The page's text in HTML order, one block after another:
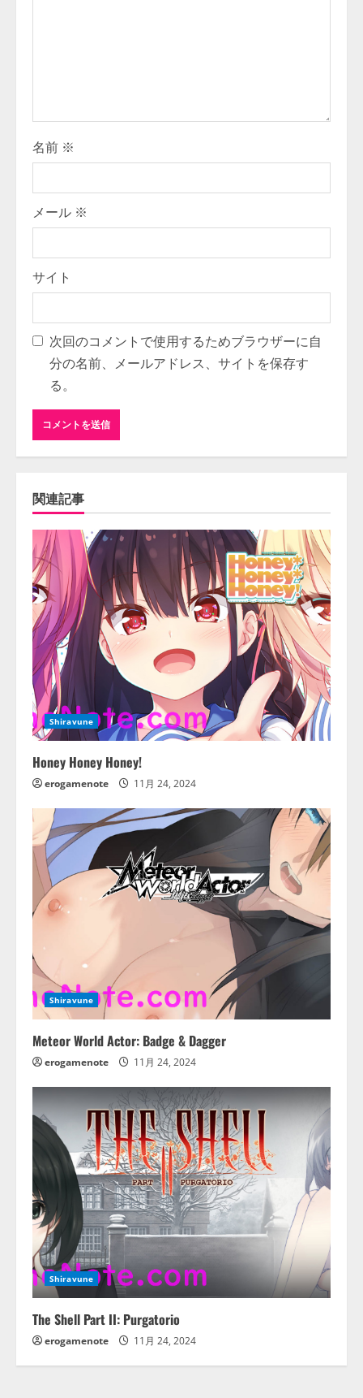
n
g
名前 ※
メール ※
サイト
次回のコメントで使用するためブラウザーに自
分の名前、メールアドレス、サイトを保存す
る。
関連記事
Shiravune
Honey Honey Honey!
erogamenote 11月 24, 2024
Shiravune
Meteor World Actor: Badge & Dagger
erogamenote 11月 24, 2024
Shiravune
The Shell Part II: Purgatorio
erogamenote 11月 24, 2024